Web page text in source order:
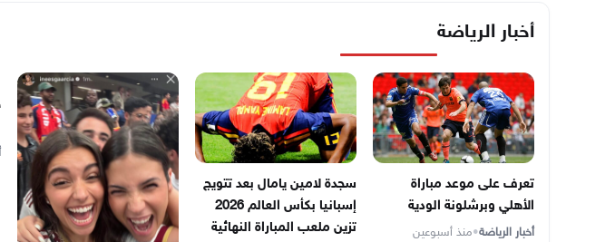
أخبار الرياضة
تعرف على موعد مباراة
الأهلي وبرشلونة الودية
أخبار الرياضة•منذ أسبوعين
سجدة لامين يامال بعد تتويج
إسبانيا بكأس العالم 2026
تزين ملعب المباراة النهائية